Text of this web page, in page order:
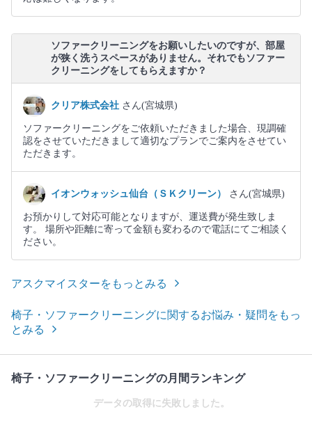
ソファークリーニングをお願いしたいのですが、部屋
が狭く洗うスペースがありません。それでもソファー
クリーニングをしてもらえますか？
クリア株式会社 さん(宮城県)
ソファークリーニングをご依頼いただきました場合、現調確
認をさせていただきまして適切なプランでご案内をさせてい
ただきます。
イオンウォッシュ仙台（ＳＫクリーン） さん(宮城県)
お預かりして対応可能となりますが、運送費が発生致しま
す。 場所や距離に寄って金額も変わるので電話にてご相談く
ださい。
アスクマイスターをもっとみる
椅子・ソファークリーニングに関するお悩み・疑問をもっ
とみる
椅子・ソファークリーニングの月間ランキング
データの取得に失敗しました。